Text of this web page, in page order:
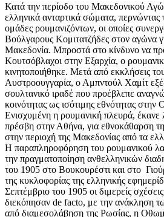
Κατά την περίοδο του Μακεδονικού
ελληνικά ανταρτικά σώματα,
ομάδες ρουμανιζόντων, οι οποίες
Βούλγαρους Κομιτατζήδες στον αγώνα
Μακεδονία. Μπροστά στο κίνδυνο να
Κουτσόβλαχοι στην Εξαρχία, ο
κινητοποιήθηκε. Μετά από εκκλήσεις
Αυστροουγγαρία, ο Αμπντούλ Χαμίτ
σουλτανικό ιραδέ που προέβλεπε
κοινότητας ως ισότιμης εθνότητας
Ενισχυμένη η ρουμανική πλευρά,
πρέσβη στην Αθήνα, για εθνοκάθαρση
στην περιοχή της Μακεδονίας από τα
Η παραπληροφόρηση του ρουμανικού
την πραγματοποίηση ανθελληνικών
του 1905 στο Βουκουρέστι και στο
της κυκλοφορίας της ελληνικής
Σεπτέμβριο του 1905 οι διμερείς
διεκόπησαν de facto, με την ανάκληση
από διαμεσολάβηση της Ρωσίας, η